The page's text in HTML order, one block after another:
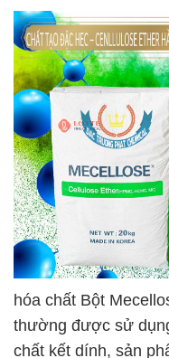
hóa chất Bột
thường được sử
chất kết dính, sản